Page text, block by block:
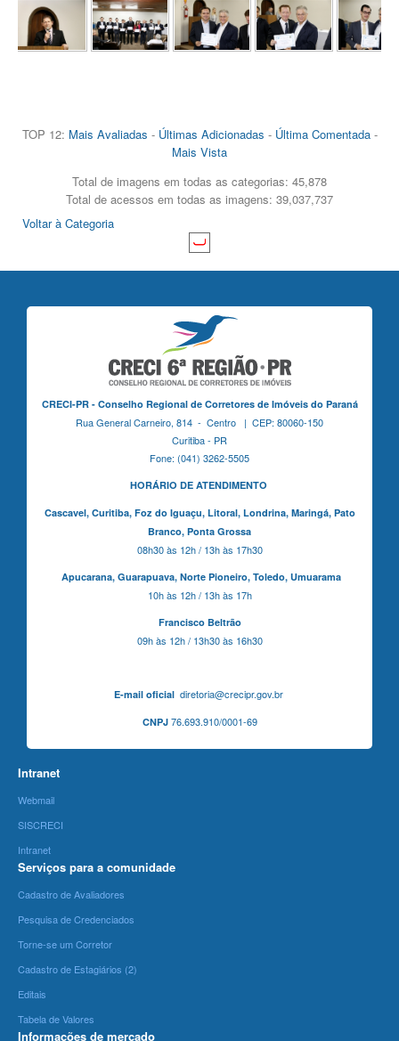
TOP 12: Mais Avaliadas - Últimas Adicionadas - Última Comentada-
Mais Vista
Total de imagens em todas as categorias: 45,878
Total de acessos em todas as imagens: 39,037,737
Voltar à Categoria
CRECI-PR - Conselho Regional de Corretores de Imóveis do Paraná
Rua General Carneiro, 814 - Centro | CEP: 80060-150
Curitiba - PR
Fone: (041) 3262-5505
HORÁRIO DE ATENDIMENTO
Cascavel, Curitiba,Foz do Iguaçu, Litoral, Londrina, Maringá, Pato
Branco, Ponta Grossa
08h30 às 12h / 13h às 17h30
Apucarana, Guarapuava, Norte Pioneiro, Toledo, Umuarama
10h às 12h / 13h às 17h
Francisco Beltrão
09h às 12h / 13h30 às 16h30
E-mail oficialdiretoria@crecipr.gov.br
CNPJ76.693.910/0001-69
Intranet
Webmail
SISCRECI
Intranet
Serviços para a comunidade
Cadastro de Avaliadores
Pesquisa de Credenciados
Torne-se um Corretor
Cadastro de Estagiários (2)
Editais
Tabela de Valores
Informações de mercado